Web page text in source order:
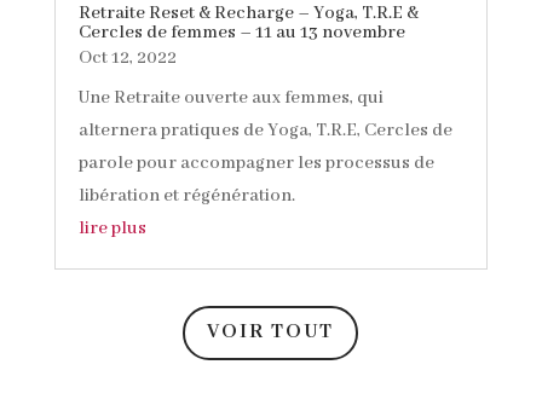
Retraite Reset & Recharge – Yoga, T.R.E &
Cercles de femmes – 11 au 13 novembre
Oct 12, 2022
Une Retraite ouverte aux femmes, qui
alternera pratiques de Yoga, T.R.E, Cercles de
parole pour accompagner les processus de
libération et régénération.
lire plus
VOIR TOUT